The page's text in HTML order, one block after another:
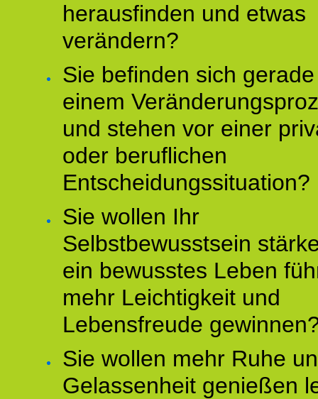
herausfinden und etwas
verändern?
Sie befinden sich
einem
und stehen vor einer
oder beruflichen
Entscheidungssituation?
Sie wollen Ihr
Selbstbewusstsein
ein bewusstes Leben
mehr Leichtigkeit und
Lebensfreude
Sie wollen mehr Ruhe
Gelassenheit genießen